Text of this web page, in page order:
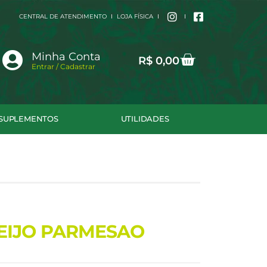
CENTRAL DE ATENDIMENTO LOJA FÍSICA
Minha Conta
Entrar / Cadastrar R$ 0,00Cart
UTILIDADES
PARMESAO